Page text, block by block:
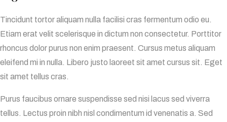
Tincidunt tortor aliquam nulla facilisi cras fermentum odio eu.
Etiam erat velit scelerisque in dictum non consectetur. Porttitor
rhoncus dolor purus non enim praesent. Cursus metus aliquam
eleifend mi in nulla. Libero justo laoreet sit amet cursus sit. Eget
sit amet tellus cras.
Purus faucibus ornare suspendisse sed nisi lacus sed viverra
tellus. Lectus proin nibh nisl condimentum id venenatis a. Sed